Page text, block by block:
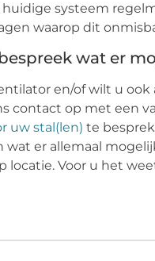
huidige systeem
waarop dit
wat er
en/of wilt u
contact op met een
uw stal(len) te
er allemaal
locatie. Voor u het